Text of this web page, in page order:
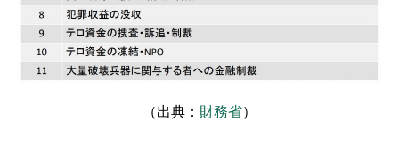
（出典： 財務省）